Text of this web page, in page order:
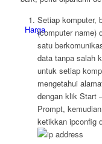
Harga
Setiap komputer,
(computer name)
satu
data tanpa salah
untuk setiap
mengetahui
dengan klik Start
Prompt,
ketikkan ipconfig